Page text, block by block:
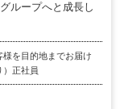
ループへと成長し
を目的地までお届け
）正社員